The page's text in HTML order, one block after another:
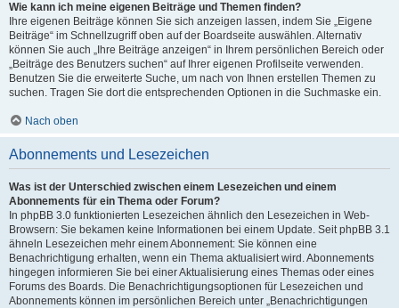
Wie kann ich meine eigenen Beiträge und Themen finden?
Ihre eigenen Beiträge können Sie sich anzeigen lassen, indem Sie „Eigene
Beiträge“ im Schnellzugriff oben auf der Boardseite auswählen. Alternativ
können Sie auch „Ihre Beiträge anzeigen“ in Ihrem persönlichen Bereich oder
„Beiträge des Benutzers suchen“ auf Ihrer eigenen Profilseite verwenden.
Benutzen Sie die erweiterte Suche, um nach von Ihnen erstellen Themen zu
suchen. Tragen Sie dort die entsprechenden Optionen in die Suchmaske ein.
Nach oben
Abonnements und Lesezeichen
Was ist der Unterschied zwischen einem Lesezeichen und einem
Abonnements für ein Thema oder Forum?
In phpBB 3.0 funktionierten Lesezeichen ähnlich den Lesezeichen in Web-
Browsern: Sie bekamen keine Informationen bei einem Update. Seit phpBB 3.1
ähneln Lesezeichen mehr einem Abonnement: Sie können eine
Benachrichtigung erhalten, wenn ein Thema aktualisiert wird. Abonnements
hingegen informieren Sie bei einer Aktualisierung eines Themas oder eines
Forums des Boards. Die Benachrichtigungsoptionen für Lesezeichen und
Abonnements können im persönlichen Bereich unter „Benachrichtigungen